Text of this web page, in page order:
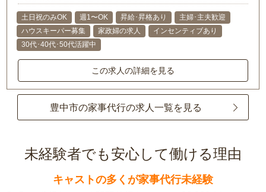
土日祝のみOK 週1〜OK 昇給･昇格あり
主婦･主夫歓迎
ハウスキーパー募集
家政婦の求人
インセンティブあり
30代･40代･50代活躍中
この求人の詳細を見る
豊中市の家事代行の求人一覧を見る
未経験者でも安心して働ける理由
キャストの多くが家事代行未経験